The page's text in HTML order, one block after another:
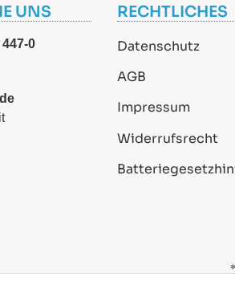
UNS
0
RECHTLICHES
Datenschutz
AGB
Impressum
Widerrufsrecht